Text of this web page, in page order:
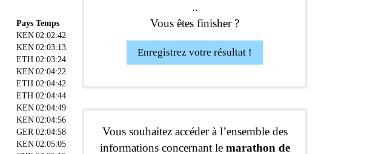
Pays Temps
KEN 02:02:42
KEN 02:03:13
ETH 02:03:24
KEN 02:04:22
ETH 02:04:42
ETH 02:04:44
KEN 02:04:49
KEN 02:04:56
GER 02:04:58
KEN 02:05:05
..
Vous êtes finisher ?
Enregistrez votre résultat !
Vous souhaitez accéder à l’ensemble des
informations concernant le marathon de